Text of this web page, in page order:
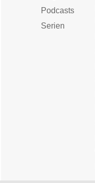
Podcasts
Serien